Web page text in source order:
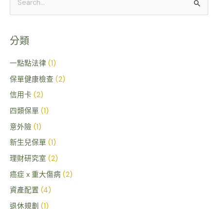
鍵
字
:
分類
一點點法律 (1)
保單健康檢查 (2)
信用卡 (2)
四類保單 (1)
意外險 (1)
新生兒保單 (1)
理財研究室 (2)
癌症 x 重大傷病 (2)
資產配置 (4)
退休規劃 (1)